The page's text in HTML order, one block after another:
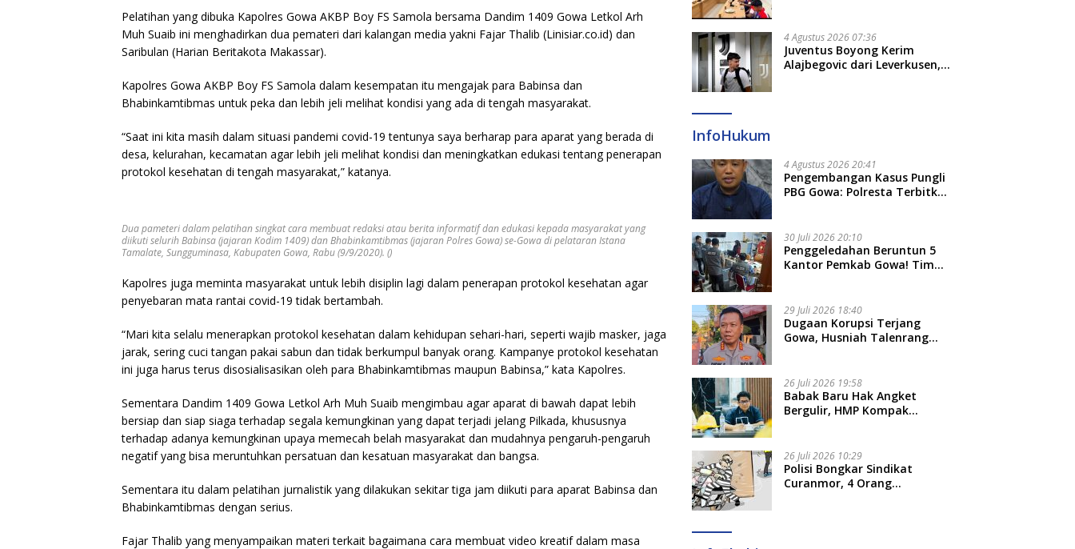
Pelatihan yang dibuka Kapolres Gowa AKBP Boy FS Samola bersama Dandim 1409 Gowa Letkol Arh
Muh Suaib ini menghadirkan dua pemateri dari kalangan media yakni Fajar Thalib (Linisiar.co.id) dan
Saribulan (Harian Beritakota Makassar).
Kapolres Gowa AKBP Boy FS Samola dalam kesempatan itu mengajak para Babinsa dan
Bhabinkamtibmas untuk peka dan lebih jeli melihat kondisi yang ada di tengah masyarakat.
“Saat ini kita masih dalam situasi pandemi covid-19 tentunya saya berharap para aparat yang berada di
desa, kelurahan, kecamatan agar lebih jeli melihat kondisi dan meningkatkan edukasi tentang penerapan
protokol kesehatan di tengah masyarakat,” katanya.
Dua pameteri dalam pelatihan singkat cara membuat redaksi atau berita informatif dan edukasi kepada masyarakat yang
diikuti selurih Babinsa (jajaran Kodim 1409) dan Bhabinkamtibmas (jajaran Polres Gowa) se-Gowa di pelataran Istana
Tamalate, Sungguminasa, Kabupaten Gowa, Rabu (9/9/2020). ()
Kapolres juga meminta masyarakat untuk lebih disiplin lagi dalam penerapan protokol kesehatan agar
penyebaran mata rantai covid-19 tidak bertambah.
“Mari kita selalu menerapkan protokol kesehatan dalam kehidupan sehari-hari, seperti wajib masker, jaga
jarak, sering cuci tangan pakai sabun dan tidak berkumpul banyak orang. Kampanye protokol kesehatan
ini juga harus terus disosialisasikan oleh para Bhabinkamtibmas maupun Babinsa,” kata Kapolres.
Sementara Dandim 1409 Gowa Letkol Arh Muh Suaib mengimbau agar aparat di bawah dapat lebih
bersiap dan siap siaga terhadap segala kemungkinan yang dapat terjadi jelang Pilkada, khususnya
terhadap adanya kemungkinan upaya memecah belah masyarakat dan mudahnya pengaruh-pengaruh
negatif yang bisa meruntuhkan persatuan dan kesatuan masyarakat dan bangsa.
Sementara itu dalam pelatihan jurnalistik yang dilakukan sekitar tiga jam diikuti para aparat Babinsa dan
Bhabinkamtibmas dengan serius.
Fajar Thalib yang menyampaikan materi terkait bagaimana cara membuat video kreatif dalam masa
4 Agustus 2026 07:36
Juventus Boyong Kerim
Alajbegovic dari Leverkusen,
InfoHukum
4 Agustus 2026 20:41
Pengembangan Kasus Pungli
PBG Gowa: Polresta Terbitkan
30 Juli 2026 20:10
Penggeledahan Beruntun 5
Kantor Pemkab Gowa! Tim
Rp16 Miliar
29 Juli 2026 18:40
Dugaan Korupsi Terjang
Gowa, Husniah Talenrang
26 Juli 2026 19:58
​Babak Baru Hak Angket
Bergulir, HMP Kompak
26 Juli 2026 10:29
Polisi Bongkar Sindikat
Curanmor, 4 Orang